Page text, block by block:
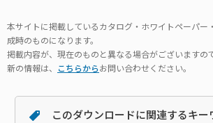
本サイトに掲載しているカタログ・ホワイトペーパー
成時のものになります。
掲載内容が、現在のものと異なる場合がございますの
新の情報は、
こちらからお問い合わせください。
このダウンロードに関連するキー